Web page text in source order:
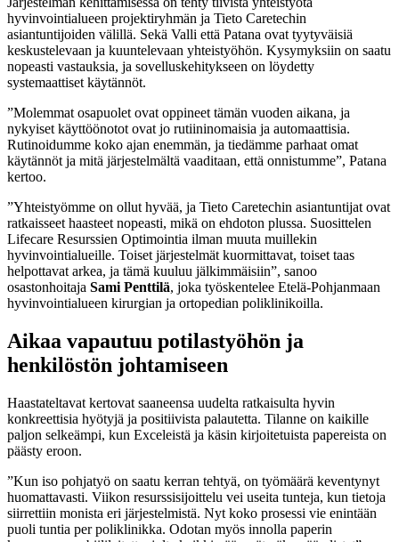
hyvinvointialueen projektiryhmän ja Tieto Caretechin
asiantuntijoiden välillä. Sekä Valli että Patana ovat tyytyväisiä
keskustelevaan ja kuuntelevaan yhteistyöhön. Kysymyksiin on saatu
nopeasti vastauksia, ja sovelluskehitykseen on löydetty
systemaattiset käytännöt.
”Molemmat osapuolet ovat oppineet tämän vuoden aikana, ja
nykyiset käyttöönotot ovat jo rutiininomaisia ja automaattisia.
Rutinoidumme koko ajan enemmän, ja tiedämme parhaat omat
käytännöt ja mitä järjestelmältä vaaditaan, että onnistumme”, Patana
kertoo.
”Yhteistyömme on ollut hyvää, ja Tieto Caretechin asiantuntijat ovat
ratkaisseet haasteet nopeasti, mikä on ehdoton plussa. Suosittelen
Lifecare Resurssien Optimointia ilman muuta muillekin
hyvinvointialueille. Toiset järjestelmät kuormittavat, toiset taas
helpottavat arkea, ja tämä kuuluu jälkimmäisiin”, sanoo
osastonhoitaja Sami Penttilä, joka työskentelee Etelä-Pohjanmaan
hyvinvointialueen kirurgian ja ortopedian poliklinikoilla.
Aikaa vapautuu potilastyöhön ja
henkilöstön johtamiseen
Haastateltavat kertovat saaneensa uudelta ratkaisulta hyvin
konkreettisia hyötyjä ja positiivista palautetta. Tilanne on kaikille
paljon selkeämpi, kun Exceleistä ja käsin kirjoitetuista papereista on
päästy eroon.
”Kun iso pohjatyö on saatu kerran tehtyä, on työmäärä keventynyt
huomattavasti. Viikon resurssisijoittelu vei useita tunteja, kun tietoja
siirrettiin monista eri järjestelmistä. Nyt koko prosessi vie enintään
puoli tuntia per poliklinikka. Odotan myös innolla paperin